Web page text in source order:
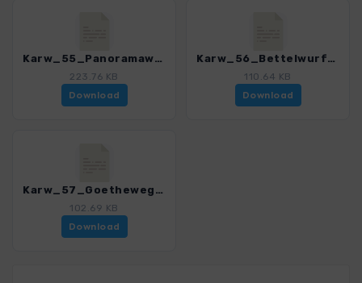
Karw_55_Panoramaweg_4484_11.gpx
223.76 KB
Download
Karw_56_Bettelwurfumrundung_4484_11.gpx
110.64 KB
Download
Karw_57_Goetheweg_Moeselalm_4484_11.gpx
102.69 KB
Download